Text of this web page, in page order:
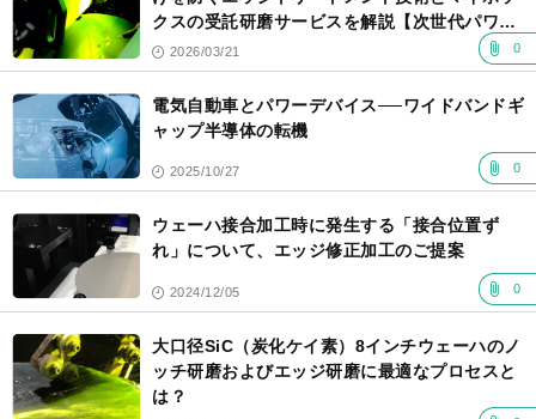
クスの受託研磨サービスを解説【次世代パワー
半導体対応】
2026/03/21 0
電気自動車とパワーデバイス──ワイドバンドギ
ャップ半導体の転機
2025/10/27 0
ウェーハ接合加工時に発生する「接合位置ず
れ」について、エッジ修正加工のご提案
2024/12/05 0
大口径SiC（炭化ケイ素）8インチウェーハのノ
ッチ研磨およびエッジ研磨に最適なプロセスと
は？